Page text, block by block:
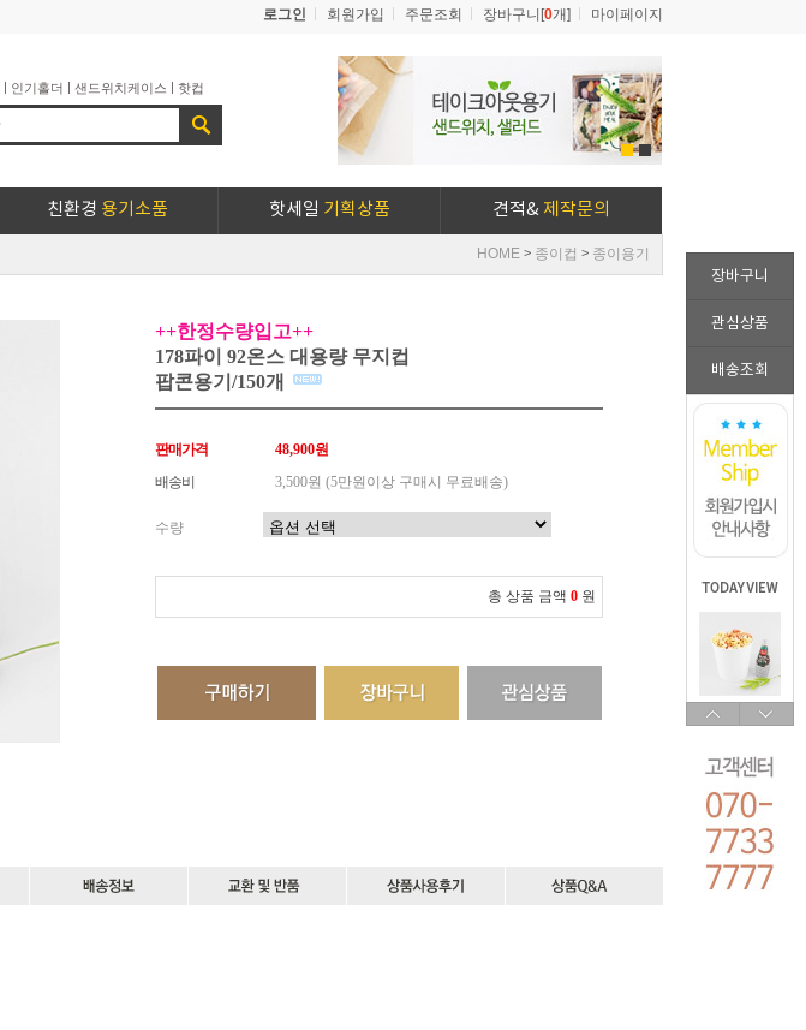
장바구니
관심상품
배송조회
로그인 회원가입 주문조회 장바구니[0개] 마이페이지
| 인기홀더 | 샌드위치케이스 | 핫컵
친환경 용기소품 핫세일 기획상품 견적&제작문의
HOME > 종이컵 > 종이용기
++한정수량입고++
178파이 92온스 대용량 무지컵
팝콘용기/150개
판매가격
48,900원
배송비
3,500원 (5만원이상 구매시 무료배송)
수량
총 상품 금액 0 원